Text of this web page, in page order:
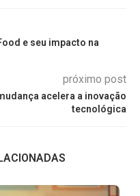
e seu impacto na
próximo post
acelera a inovação
tecnológica